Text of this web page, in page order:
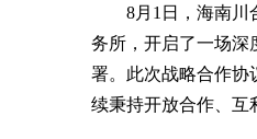
8月1日，海南川
务所，开启了一场深
署。此次战略合作协
续秉持开放合作、互